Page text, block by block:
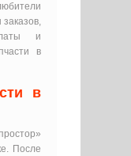
и
в
в
После